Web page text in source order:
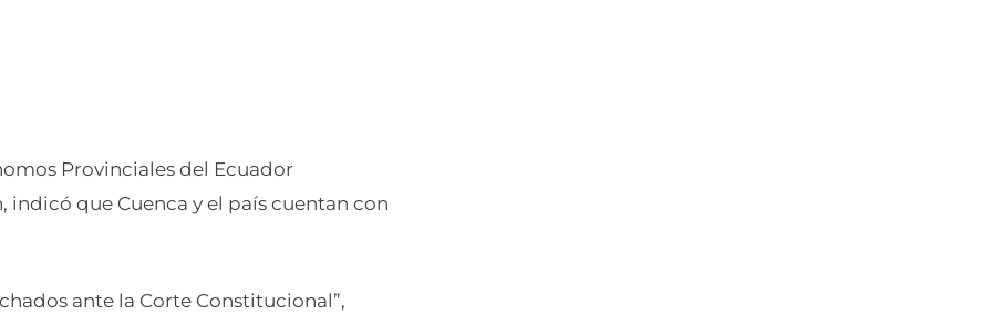
Provinciales del Ecuador
que Cuenca y el país cuentan con
ante la Corte Constitucional”,